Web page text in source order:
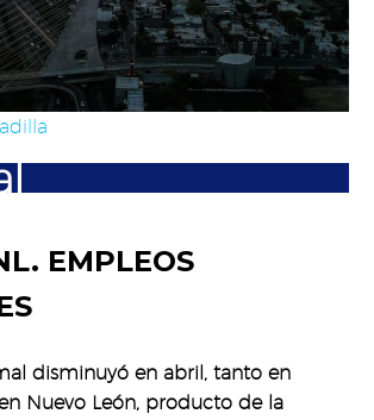
EMPLEOS
disminuyó en abril, tanto en
Nuevo León, producto de la